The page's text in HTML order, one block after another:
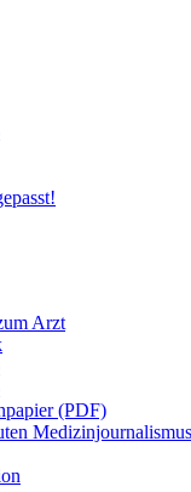
Arzt
(PDF)
Medizinjournalismus